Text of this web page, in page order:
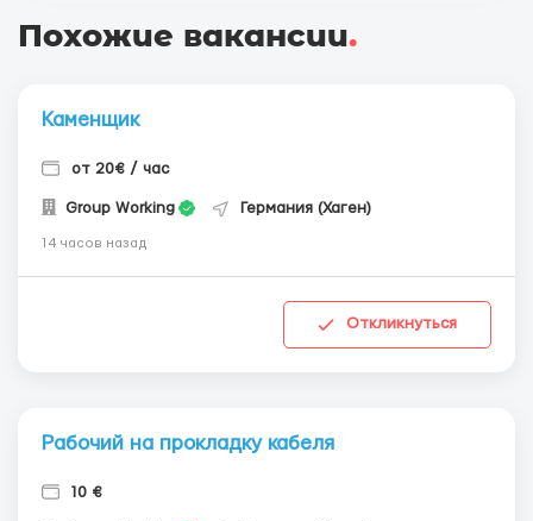
Похожие вакансии.
Каменщик
от 20€ / час
Group Working Германия (Хаген)
14 часов назад
Откликнуться
Рабочий на прокладку кабеля
10 €